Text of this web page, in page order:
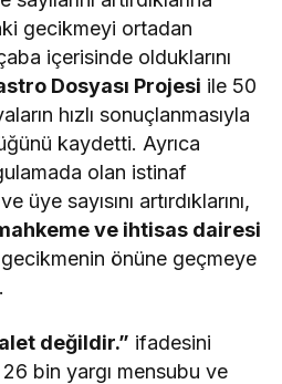
gecikmeyi ortadan
içerisinde olduklarını
Dosyası Projesi ile 50
hızlı sonuçlanmasıyla
kaydetti. Ayrıca
olan istinaf
sayısını artırdıklarını,
ve ihtisas dairesi
gecikmenin önüne geçmeye
değildir.” ifadesini
bin yargı mensubu ve